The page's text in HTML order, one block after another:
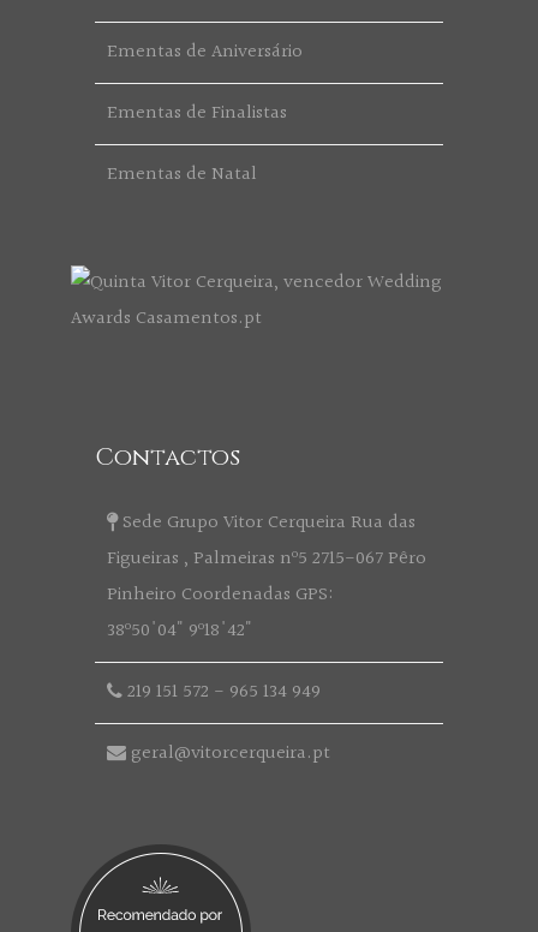
Ementas de Aniversário
Ementas de Finalistas
Ementas de Natal
Contactos
Sede Grupo Vitor Cerqueira Rua das
Figueiras , Palmeiras nº5 2715-067 Pêro
Pinheiro Coordenadas GPS:
38º50'04" 9º18'42"
219 151 572 - 965 134 949
geral@vitorcerqueira.pt